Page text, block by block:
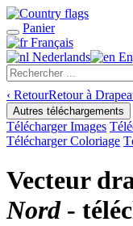
Panier
Français
Nederlands
‹ RetourRetour à
Autres téléchargements
Télécharger Images
Télécharger Coloriage
Vecteur
Nord-